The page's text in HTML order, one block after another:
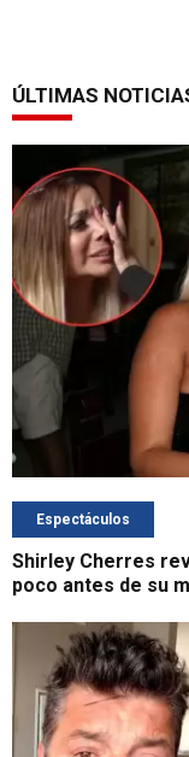
ÚLTIMAS
Espectáculos
Shirley Cherres
poco antes de su